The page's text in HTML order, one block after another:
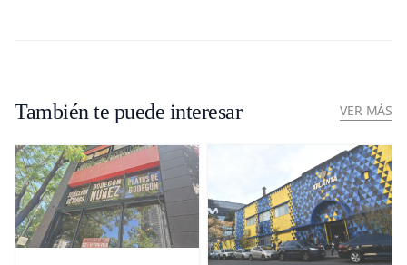
También te puede interesar VER MÁS